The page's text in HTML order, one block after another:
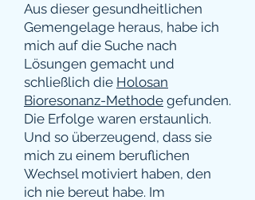
Aus dieser gesundheitlichen
Gemengelage heraus, habe ich
mich auf die Suche nach
Lösungen gemacht und
schließlich die Holosan
Bioresonanz-Methode gefunden.
Die Erfolge waren erstaunlich.
Und so überzeugend, dass sie
mich zu einem beruflichen
Wechsel motiviert haben, den
ich nie bereut habe. Im